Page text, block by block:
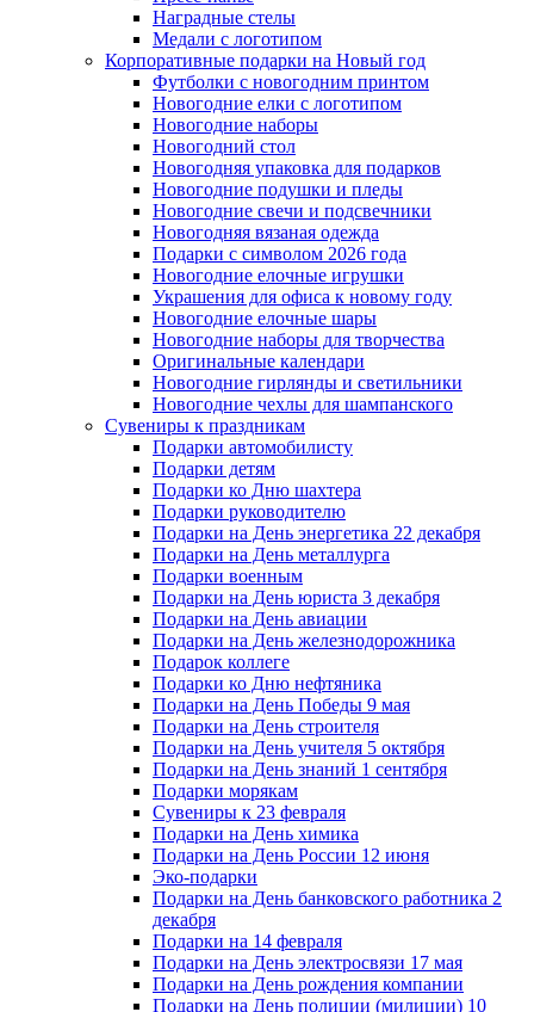
Наградные стелы
Медали с логотипом
Корпоративные подарки на Новый год
Футболки с новогодним принтом
Новогодние елки с логотипом
Новогодние наборы
Новогодний стол
Новогодняя упаковка для подарков
Новогодние подушки и пледы
Новогодние свечи и подсвечники
Новогодняя вязаная одежда
Подарки с символом 2026 года
Новогодние елочные игрушки
Украшения для офиса к новому году
Новогодние елочные шары
Новогодние наборы для творчества
Оригинальные календари
Новогодние гирлянды и светильники
Новогодние чехлы для шампанского
Сувениры к праздникам
Подарки автомобилисту
Подарки детям
Подарки ко Дню шахтера
Подарки руководителю
Подарки на День энергетика 22 декабря
Подарки на День металлурга
Подарки военным
Подарки на День юриста 3 декабря
Подарки на День авиации
Подарки на День железнодорожника
Подарок коллеге
Подарки ко Дню нефтяника
Подарки на День Победы 9 мая
Подарки на День строителя
Подарки на День учителя 5 октября
Подарки на День знаний 1 сентября
Подарки морякам
Сувениры к 23 февраля
Подарки на День химика
Подарки на День России 12 июня
Эко-подарки
Подарки на День банковского работника 2
декабря
Подарки на 14 февраля
Подарки на День электросвязи 17 мая
Подарки на День рождения компании
Подарки на День полиции (милиции) 10